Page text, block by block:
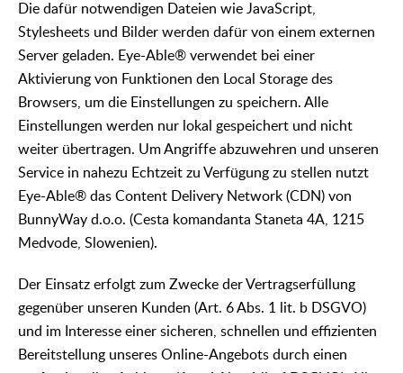
Die dafür notwendigen Dateien wie JavaScript,
Stylesheets und Bilder werden dafür von einem externen
Server geladen. Eye-Able® verwendet bei einer
Aktivierung von Funktionen den Local Storage des
Browsers, um die Einstellungen zu speichern. Alle
Einstellungen werden nur lokal gespeichert und nicht
weiter übertragen. Um Angriffe abzuwehren und unseren
Service in nahezu Echtzeit zu Verfügung zu stellen nutzt
Eye-Able® das Content Delivery Network (CDN) von
BunnyWay d.o.o. (Cesta komandanta Staneta 4A, 1215
Medvode, Slowenien).
Der Einsatz erfolgt zum Zwecke der Vertragserfüllung
gegenüber unseren Kunden (Art. 6 Abs. 1 lit. b DSGVO)
und im Interesse einer sicheren, schnellen und effizienten
Bereitstellung unseres Online-Angebots durch einen